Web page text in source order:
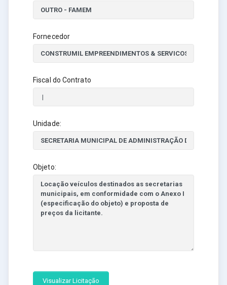
Fornecedor
Fiscal do Contrato
Unidade:
Objeto:
Visualizar Licitação